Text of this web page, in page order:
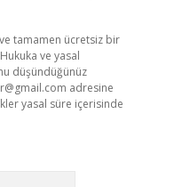
tamamen ücretsiz bir
ve yasal
düşündüğünüz
adresine
yasal süre içerisinde